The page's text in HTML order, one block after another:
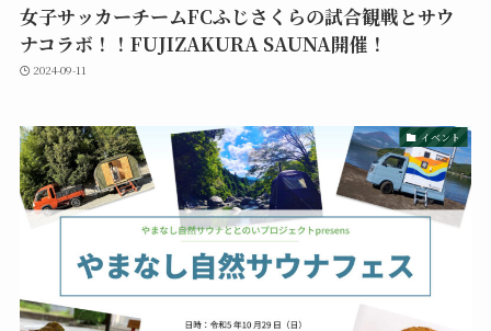
女子サッカーチームFCふじさくらの試合観戦とサウ
ナコラボ！！FUJIZAKURA SAUNA開催！
2024-09-11
イベント